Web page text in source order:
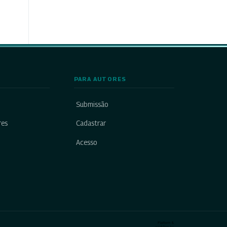
PARA AUTORES
Submissão
Cadastrar
Acesso